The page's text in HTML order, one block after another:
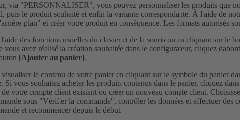
via "PERSONNALISER", vous pouvez personnaliser les produits que
puis le produit souhaité et enfin la variante correspondante. À l'aide de
plan" et créer votre produit en conséquence. Les formats autorisés
des fonctions usuelles du clavier et de la souris ou en cliquant sur le
vous avez réalisé la création souhaitée dans le configurateur, cliquez
[Ajouter au panier].
le contenu de votre panier en cliquant sur le symbole du panier
Si vous souhaitez acheter les produits contenus dans le panier, cliquez
votre compte client existant ou créer un nouveau compte client.
sous "Vérifier la commande", contrôler les données et effectuer des
et recommencer depuis le début.